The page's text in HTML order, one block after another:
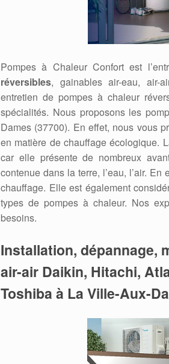
Pompes à Chaleur Confort est
réversibles, gainables air-eau, air-
entretien de pompes à chaleur
spécialités. Nous proposons les
Dames (37700). En effet, nous vous
en matière de chauffage écologique.
car elle présente de nombreux
contenue dans la terre, l’eau, l’air.
chauffage. Elle est également
types de pompes à chaleur. Nos
besoins.
Installation, dépannage,
air-air Daikin, Hitachi,
Toshiba à La Ville-Aux-